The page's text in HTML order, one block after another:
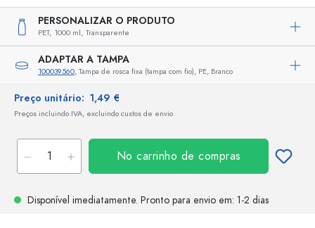
PERSONALIZAR O PRODUTO
PET, 1000 ml, Transparente
ADAPTAR A TAMPA
100039560, Tampa de rosca fixa (tampa com fio), PE, Branco
Preço unitário: 1,49 €
Preços incluindo IVA, excluindo custos de envio
No carrinho de compras
Disponível imediatamente. Pronto para envio em: 1-2 dias